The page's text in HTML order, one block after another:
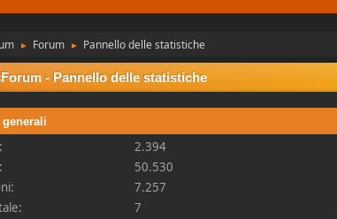
► Forum ► Pannello delle statistiche
- Pannello delle statistiche
2.394
50.530
7.257
7